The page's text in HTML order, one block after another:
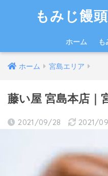
もみじ饅
ホーム も
ホーム 宮島エリア
藤い屋 宮島本店｜
2021/09/28 2021/